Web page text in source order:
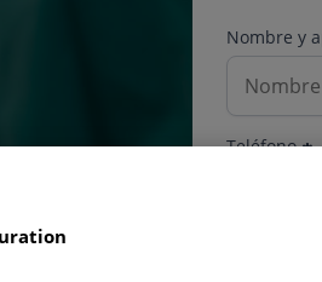
Nombre y
Teléfono